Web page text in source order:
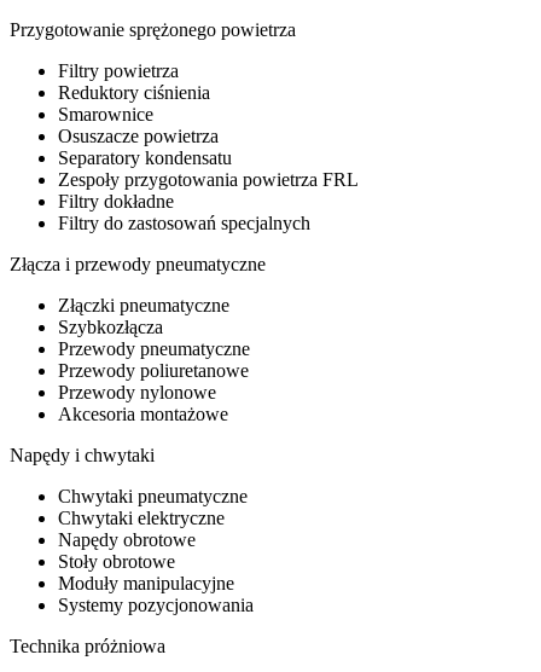
Przygotowanie sprężonego powietrza
Filtry powietrza
Reduktory ciśnienia
Smarownice
Osuszacze powietrza
Separatory kondensatu
Zespoły przygotowania powietrza FRL
Filtry dokładne
Filtry do zastosowań specjalnych
Złącza i przewody pneumatyczne
Złączki pneumatyczne
Szybkozłącza
Przewody pneumatyczne
Przewody poliuretanowe
Przewody nylonowe
Akcesoria montażowe
Napędy i chwytaki
Chwytaki pneumatyczne
Chwytaki elektryczne
Napędy obrotowe
Stoły obrotowe
Moduły manipulacyjne
Systemy pozycjonowania
Technika próżniowa